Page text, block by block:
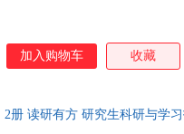
加入购物车 收藏
2册 读研有方 研究生科研与学